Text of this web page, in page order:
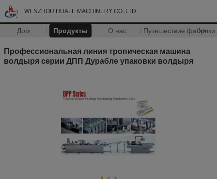
WENZHOU HUALE MACHINERY CO.,LTD
Дом Продукты О нас Путешествие фабрики
>>
Профессиональная линия тропическая машина
волдыря серии ДПП Дурабле упаковки волдыря